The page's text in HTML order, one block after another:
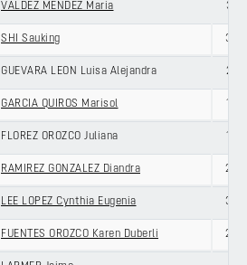
VALDEZ MENDEZ Maria 31
SHI Sauking 35
GUEVARA LEON Luisa Alejandra 21
GARCIA QUIROS Marisol 19
FLOREZ OROZCO Juliana 18
RAMIREZ GONZALEZ Diandra 20
LEE LOPEZ Cynthia Eugenia 30
FUENTES OROZCO Karen Duberli 23